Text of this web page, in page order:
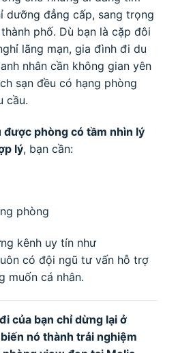
dưỡng đẳng cấp, sang trọng
phố. Dù bạn là cặp đôi
lãng mạn, gia đình đi du
nhân cần không gian yên
sạn đều có hạng phòng
cầu.
được phòng có tầm nhìn lý
lý, bạn cần:
phòng
kênh uy tín như
có đội ngũ tư vấn hỗ trợ
muốn cá nhân.
của bạn chỉ dừng lại ở
nó thành trải nghiệm